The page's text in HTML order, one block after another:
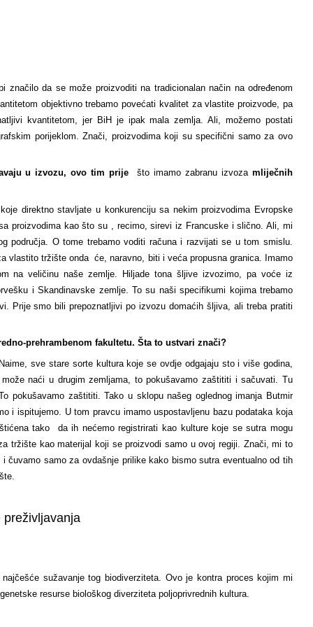
da se može proizvoditi na tradicionalan način na određenom
objektivno trebamo povećati kvalitet za vlastite proizvode, pa
kvantitetom, jer BiH je ipak mala zemlja. Ali, možemo postati
porijeklom. Znači, proizvodima koji su specifični samo za ovo
u izvozu, ovo tim priješto imamo zabranu izvozamliječnih
direktno stavljate u konkurenciju sa nekim proizvodima Evropske
proizvodima kao što su , recimo, sirevi iz Francuske i slično. Ali, mi
područja. O tome trebamo voditi računa i razvijati se u tom smislu.
vlastito tržište onda će, naravno, biti i veća propusna granica. Imamo
na veličinu naše zemlje. Hiljade tona šljive izvozimo, pa voće iz
i Skandinavske zemlje. To su naši specifikumi kojima trebamo
Prije smo bili prepoznatljivi po izvozu domaćih šljiva, ali treba pratiti
prehrambenom fakultetu. Šta to ustvari znači?
sve stare sorte kultura koje se ovdje odgajaju sto i više godina,
naći u drugim zemljama, to pokušavamo zaštititi i sačuvati. Tu
pokušavamo zaštititi. Tako u sklopu našeg oglednog imanja Butmir
i ispitujemo. U tom pravcu imamo uspostavljenu bazu podataka koja
tako da ih nećemo registrirati kao kulture koje se sutra mogu
tržište kao materijal koji se proizvodi samo u ovoj regiji. Znači, mi to
čuvamo samo za ovdašnje prilike kako bismo sutra eventualno od tih
preživljavanja
sužavanje tog biodiverziteta. Ovo je kontra proces kojim mi
resurse biološkog diverziteta poljoprivrednih kultura.